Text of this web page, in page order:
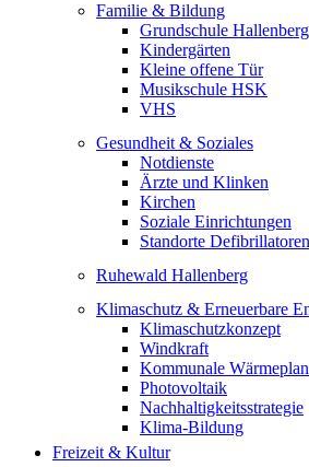
Familie & Bildung
Grundschule Hallenberg
Kindergärten
Kleine offene Tür
Musikschule HSK
VHS
Gesundheit & Soziales
Notdienste
Ärzte und Klinken
Kirchen
Soziale Einrichtungen
Standorte Defibrillatoren
Ruhewald Hallenberg
Klimaschutz & Erneuerbare
Klimaschutzkonzept
Windkraft
Kommunale
Photovoltaik
Nachhaltigkeitsstrategie
Klima-Bildung
Freizeit & Kultur